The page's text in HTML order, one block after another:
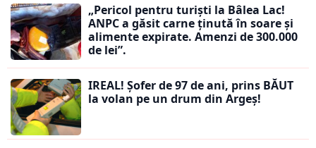
„Pericol pentru turiști la Bâlea Lac!
ANPC a găsit carne ținută în soare și
alimente expirate. Amenzi de 300.000
de lei”.
IREAL! Șofer de 97 de ani, prins BĂUT
la volan pe un drum din Argeș!